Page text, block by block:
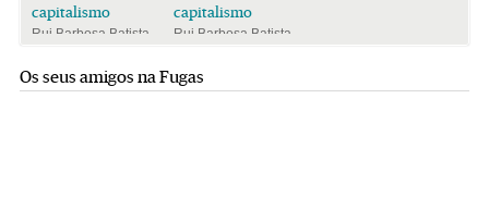
capitalismo
Rui Barbosa Batista
capitalismo
Rui Barbosa Batista
Os seus amigos na Fugas